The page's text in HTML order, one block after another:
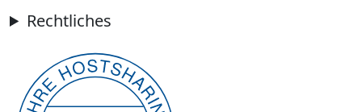
Rechtliches